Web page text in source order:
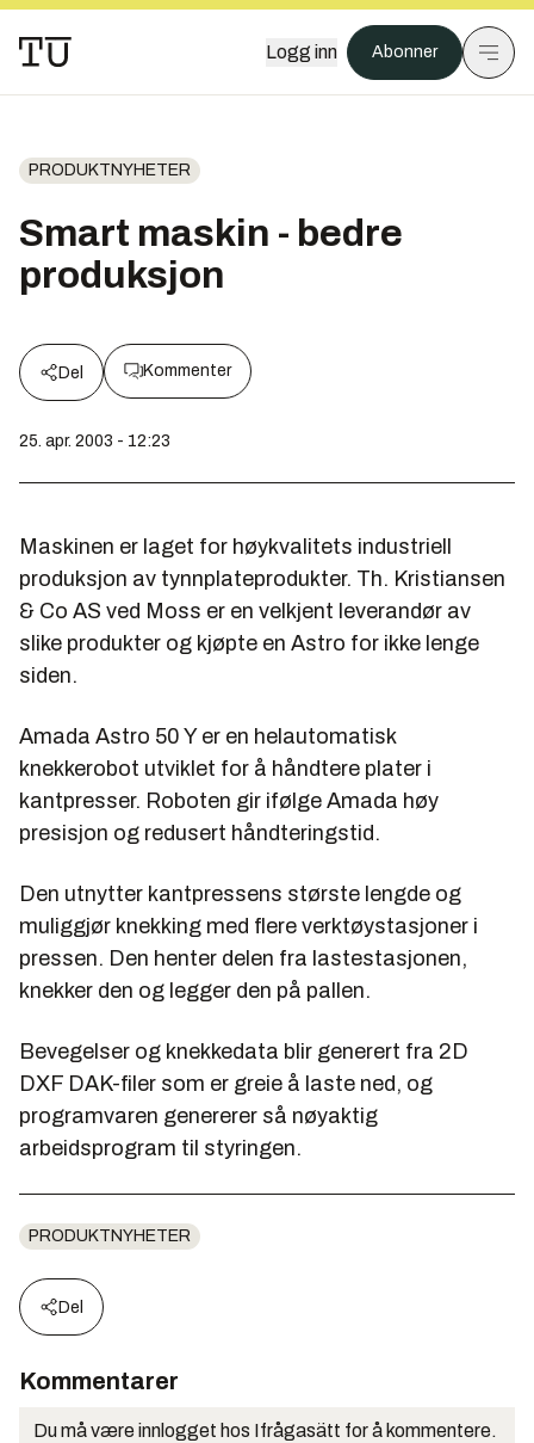
Logg inn Abonner
PRODUKTNYHETER
Smart maskin - bedre
produksjon
Del Kommenter
25. apr. 2003 - 12:23
Maskinen er laget for høykvalitets industriell
produksjon av tynnplateprodukter. Th. Kristiansen
& Co AS ved Moss er en velkjent leverandør av
slike produkter og kjøpte en Astro for ikke lenge
siden.
Amada Astro 50 Y er en helautomatisk
knekkerobot utviklet for å håndtere plater i
kantpresser. Roboten gir ifølge Amada høy
presisjon og redusert håndteringstid.
Den utnytter kantpressens største lengde og
muliggjør knekking med flere verktøystasjoner i
pressen. Den henter delen fra lastestasjonen,
knekker den og legger den på pallen.
Bevegelser og knekkedata blir generert fra 2D
DXF DAK-filer som er greie å laste ned, og
programvaren genererer så nøyaktig
arbeidsprogram til styringen.
PRODUKTNYHETER
Del
Kommentarer
Du må være innlogget hos Ifrågasätt for å kommentere.